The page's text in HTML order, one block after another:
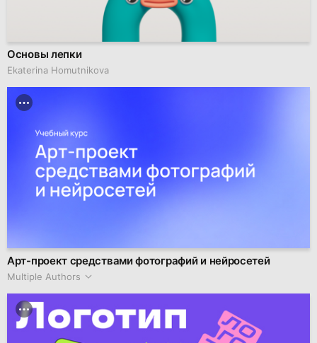
Основы лепки
Ekaterina Homutnikova
Арт-проект средствами фотографий и нейросетей
Multiple Authors